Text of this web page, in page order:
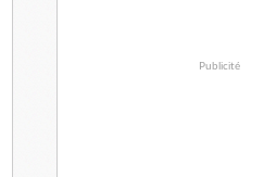
Publicité